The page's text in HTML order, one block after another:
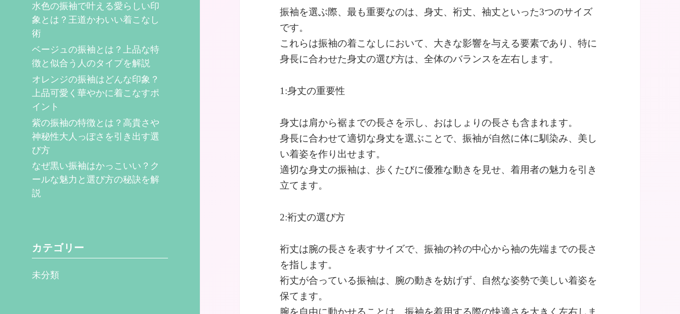
水色の振袖で叶える愛らしい印
象とは？王道かわいい着こなし
術
ベージュの振袖とは？上品な特
徴と似合う人のタイプを解説
オレンジの振袖はどんな印象？
上品可愛く華やかに着こなすポ
イント
紫の振袖の特徴とは？高貴さや
神秘性大人っぽさを引き出す選
び方
なぜ黒い振袖はかっこいい？ク
ールな魅力と選び方の秘訣を解
説
カテゴリー
未分類
振袖を選ぶ際、最も重要なのは、身丈、裄丈、袖丈といった3つのサイズ
です。
これらは振袖の着こなしにおいて、大きな影響を与える要素であり、特に
身長に合わせた身丈の選び方は、全体のバランスを左右します。
1:身丈の重要性
身丈は肩から裾までの長さを示し、おはしょりの長さも含まれます。
身長に合わせて適切な身丈を選ぶことで、振袖が自然に体に馴染み、美し
い着姿を作り出せます。
適切な身丈の振袖は、歩くたびに優雅な動きを見せ、着用者の魅力を引き
立てます。
2:裄丈の選び方
裄丈は腕の長さを表すサイズで、振袖の衿の中心から袖の先端までの長さ
を指します。
裄丈が合っている振袖は、腕の動きを妨げず、自然な姿勢で美しい着姿を
保てます。